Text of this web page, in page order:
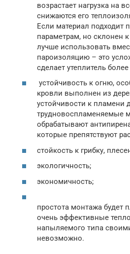
возрастает нагрузка на
снижаются его
Если материал подходит
параметрам, но склонен
лучше использовать
пароизоляцию – это
сделает утеплитель
устойчивость к огню,
кровли выполнен из
устойчивости к пламени
трудновоспламеняемые
обрабатывают
которые препятствуют
стойкость к грибку,
экологичность;
экономичность;
простота монтажа будет
очень эффективные
напыляемого типа
невозможно.